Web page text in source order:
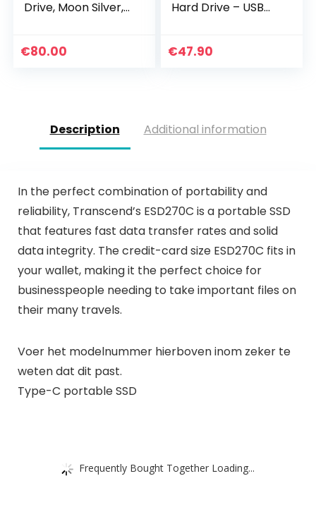
Drive, Moon Silver,
(STHG1000400)
€80.00
Hard Drive – USB
€47.90
Description Additional information
In the perfect combination of portability and
reliability, Transcend’s ESD270C is a portable SSD
that features fast data transfer rates and solid
data integrity. The credit-card size ESD270C fits in
your wallet, making it the perfect choice for
businesspeople needing to take important files on
their many travels.
Voer het modelnummer hierboven inom zeker te
weten dat dit past.
Type-C portable SSD
Frequently Bought Together Loading...